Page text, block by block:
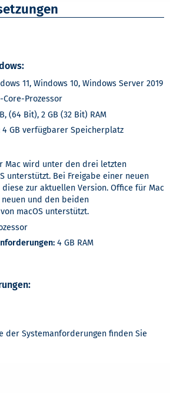
11, Windows 10, Windows Server 2019
Core-Prozessor
(64 Bit), 2 GB (32 Bit) RAM
4 GB verfügbarer Speicherplatz
Mac wird unter den drei letzten
unterstützt. Bei Freigabe einer neuen
zur aktuellen Version. Office für Mac
und den beiden
macOS unterstützt.
4 GB RAM
der Systemanforderungen finden Sie